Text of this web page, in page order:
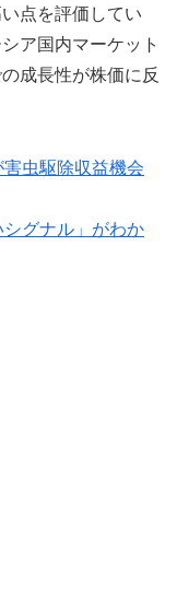
点を評価してい
ア国内マーケット
成長性が株価に反
虫駆除収益機会
グナル」がわか